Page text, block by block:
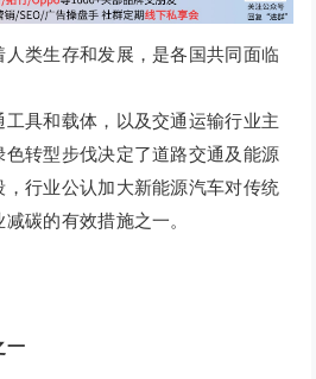
类生存和发展，是各国共同面临
具和载体，以及交通运输行业主
转型步伐决定了道路交通及能源
行业公认加大新能源汽车对传统
碳的有效措施之一。
一